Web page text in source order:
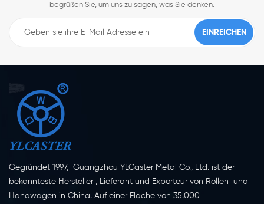
begrüßen Sie, um uns zu sagen, was Sie denken.
Gegründet 1997, Guangzhou YLCaster Metal Co., Ltd. ist der
bekannteste Hersteller , Lieferant und Exporteur von Rollen und
Handwagen in China. Auf einer Fläche von 35.000